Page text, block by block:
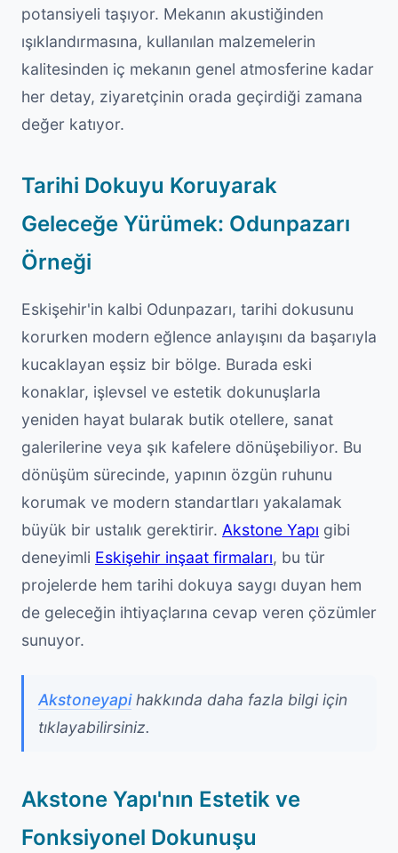
potansiyeli taşıyor. Mekanın akustiğinden
ışıklandırmasına, kullanılan malzemelerin
kalitesinden iç mekanın genel atmosferine kadar
her detay, ziyaretçinin orada geçirdiği zamana
değer katıyor.
Tarihi Dokuyu Koruyarak
Geleceğe Yürümek: Odunpazarı
Örneği
Eskişehir'in kalbi Odunpazarı, tarihi dokusunu
korurken modern eğlence anlayışını da başarıyla
kucaklayan eşsiz bir bölge. Burada eski
konaklar, işlevsel ve estetik dokunuşlarla
yeniden hayat bularak butik otellere, sanat
galerilerine veya şık kafelere dönüşebiliyor. Bu
dönüşüm sürecinde, yapının özgün ruhunu
korumak ve modern standartları yakalamak
büyük bir ustalık gerektirir. Akstone Yapı gibi
deneyimli Eskişehir inşaat firmaları, bu tür
projelerde hem tarihi dokuya saygı duyan hem
de geleceğin ihtiyaçlarına cevap veren çözümler
sunuyor.
Akstoneyapihakkında daha fazla bilgi için
tıklayabilirsiniz.
Akstone Yapı'nın Estetik ve
Fonksiyonel Dokunuşu